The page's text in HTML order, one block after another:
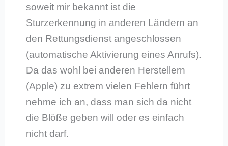
soweit mir bekannt ist die
Sturzerkennung in anderen Ländern an
den Rettungsdienst angeschlossen
(automatische Aktivierung eines Anrufs).
Da das wohl bei anderen Herstellern
(Apple) zu extrem vielen Fehlern führt
nehme ich an, dass man sich da nicht
die Blöße geben will oder es einfach
nicht darf.